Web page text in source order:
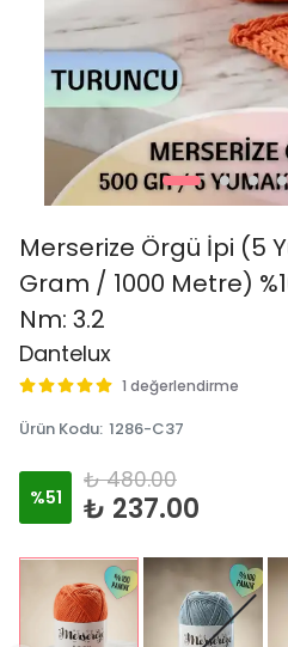
Merserize Örgü İpi (5
Gram / 1000 Metre)
Nm: 3.2
Dantelux
1 değerlendirme
Ürün Kodu: 1286-C37
%51
₺ 480.00
₺ 237.00